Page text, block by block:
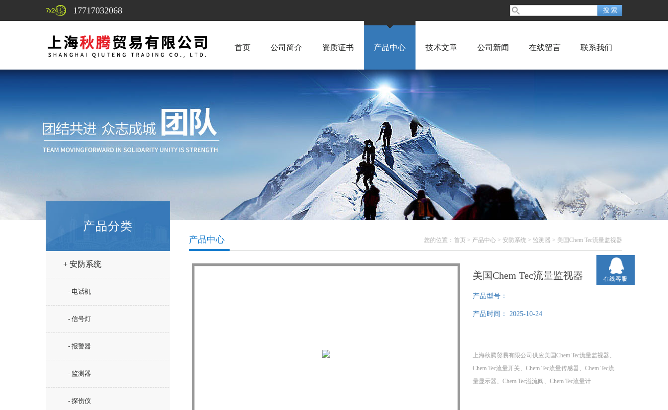
17717032068
首页 公司简介 资质证书 产品中心 技术文章 公司新闻 在线留言 联系我们
产品分类
+ 安防系统
- 电话机
- 信号灯
- 报警器
- 监测器
- 探伤仪
您的位置： 首页 > 产品中心 > 安防系统 > 监测器 > 美国Chem Tec流量监视器
产品中心
美国Chem Tec流量监视器
产品型号：
产品时间： 2025-10-24
上海秋腾贸易有限公司供应美国Chem Tec流量监视器、
Chem Tec流量开关、Chem Tec流量传感器、Chem Tec流
量显示器、Chem Tec溢流阀、Chem Tec流量计
在线客服